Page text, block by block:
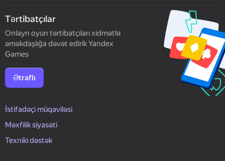
Tərtibatçılar
Onlayn oyun tərtibatçıları xidmətlə
əməkdaşlığa dəvət edirik Yandex
Games
Ətraflı
İstifadəçi müqaviləsi
Məxfilik siyasəti
Texniki dəstək